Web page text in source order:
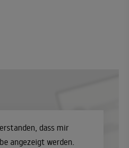
dass mir
angezeigt werden.